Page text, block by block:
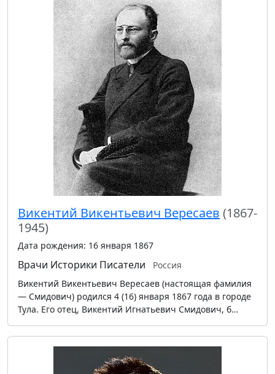
Викентий Викентьевич Вересаев (1867-
1945)
Дата рождения: 16 января 1867
Врачи Историки Писатели
Россия
Викентий Викентьевич Вересаев (настоящая фамилия
— Смидович) родился 4 (16) января 1867 года в городе
Тула. Его отец, Викентий Игнатьевич Смидович, б…